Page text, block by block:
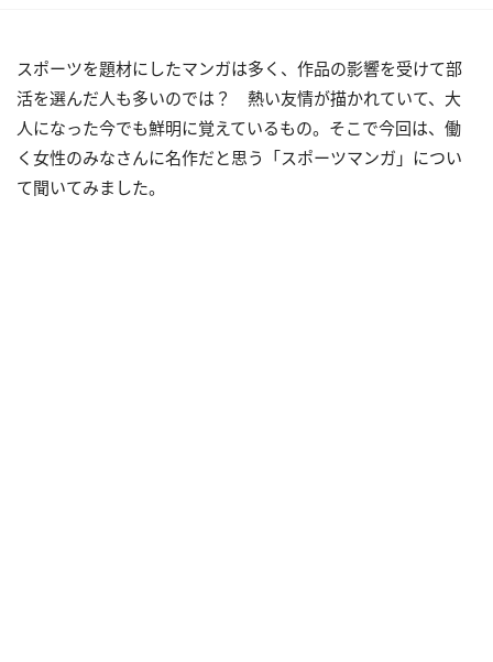
スポーツを題材にしたマンガは多く、作品の影響を受けて部
活を選んだ人も多いのでは？ 熱い友情が描かれていて、大
人になった今でも鮮明に覚えているもの。そこで今回は、働
く女性のみなさんに名作だと思う「スポーツマンガ」につい
て聞いてみました。